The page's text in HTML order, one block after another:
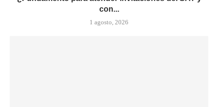
con...
1 agosto, 2026